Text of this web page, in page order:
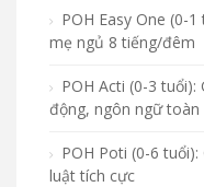
POH Easy One (0-
mẹ ngủ 8 tiếng/đêm
POH Acti (0-3
động, ngôn ngữ
POH Poti (0-6
luật tích cực